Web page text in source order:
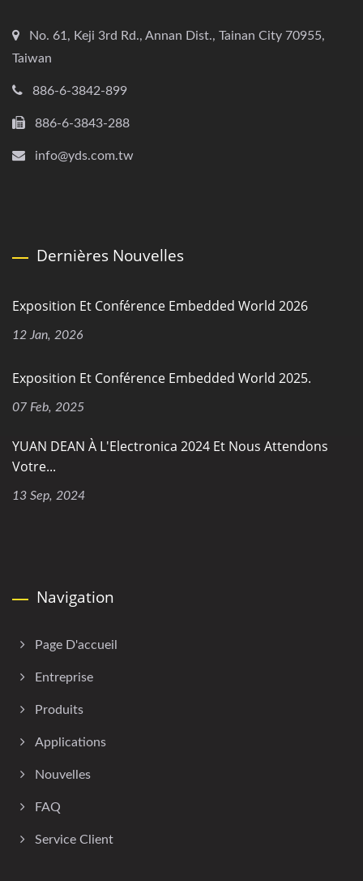
No. 61, Keji 3rd Rd., Annan Dist., Tainan City 70955,
Taiwan
886-6-3842-899
886-6-3843-288
info@yds.com.tw
Dernières Nouvelles
Exposition Et Conférence Embedded World 2026
12 Jan, 2026
Exposition Et Conférence Embedded World 2025.
07 Feb, 2025
YUAN DEAN À L'Electronica 2024 Et Nous Attendons
Votre...
13 Sep, 2024
Navigation
Page D'accueil
Entreprise
Produits
Applications
Nouvelles
FAQ
Service Client